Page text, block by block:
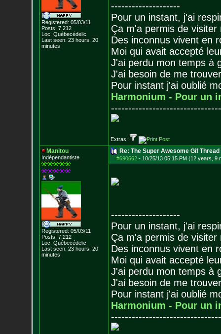
Registered: 05/03/11
Posts: 7,212
Loc: Québecédelic
Last seen: 23 hours, 20
minutes
--------------------
Pour un instant, j'ai
Ça m'a permis de visiter
Des inconnus vivent en
Moi qui avait accepté
J'ai perdu mon temps à
J'ai besoin de me
Pour instant j'ai oublié
Harmonium - Pour un
--------------------------------
Extras:
Manitou
Indépendantiste
Registered: 05/03/11
Posts: 7,212
Loc: Québecédelic
Last seen: 23 hours, 20
minutes
Re: The Super Awesome Gif Thread
#690662- 10/25/13 05:15 PM (12 years, 9
--------------------
Pour un instant, j'ai
Ça m'a permis de visiter
Des inconnus vivent en
Moi qui avait accepté
J'ai perdu mon temps à
J'ai besoin de me
Pour instant j'ai oublié
Harmonium - Pour un
--------------------------------